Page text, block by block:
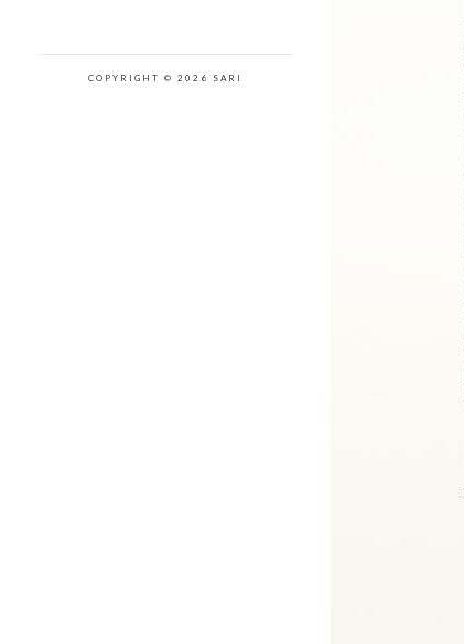
COPYRIGHT © 2026 SARI